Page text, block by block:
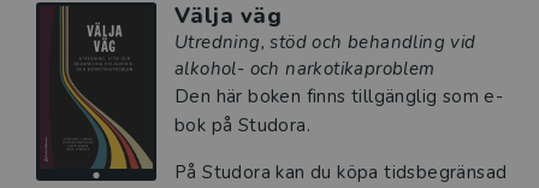
Välja väg
Utredning, stöd och behandling vid
alkohol- och narkotikaproblem
Den här boken finns tillgänglig som e-
bok på Studora.
På Studora kan du köpa tidsbegränsad